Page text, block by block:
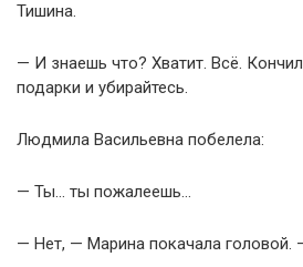
Тишина.
— И знаешь что? Хватит. Всё.
подарки и убирайтесь.
Людмила Васильевна побелела:
— Ты… ты пожалеешь…
— Нет, — Марина покачала